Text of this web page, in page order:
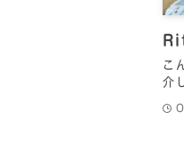
こ
介